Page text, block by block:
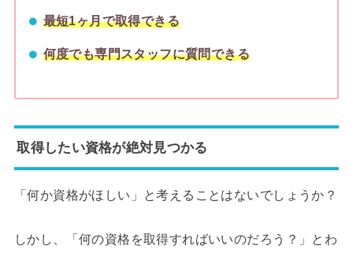
最短1ヶ月で取得できる
何度でも専門スタッフに質問できる
取得したい資格が絶対見つかる
「何か資格がほしい」と考えることはないでしょうか？
しかし、「何の資格を取得すればいいのだろう？」とわ